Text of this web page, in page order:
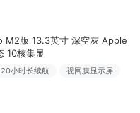
M2版 13.3英寸 深空灰 Apple
10核集显
20小时长续航 视网膜显示屏